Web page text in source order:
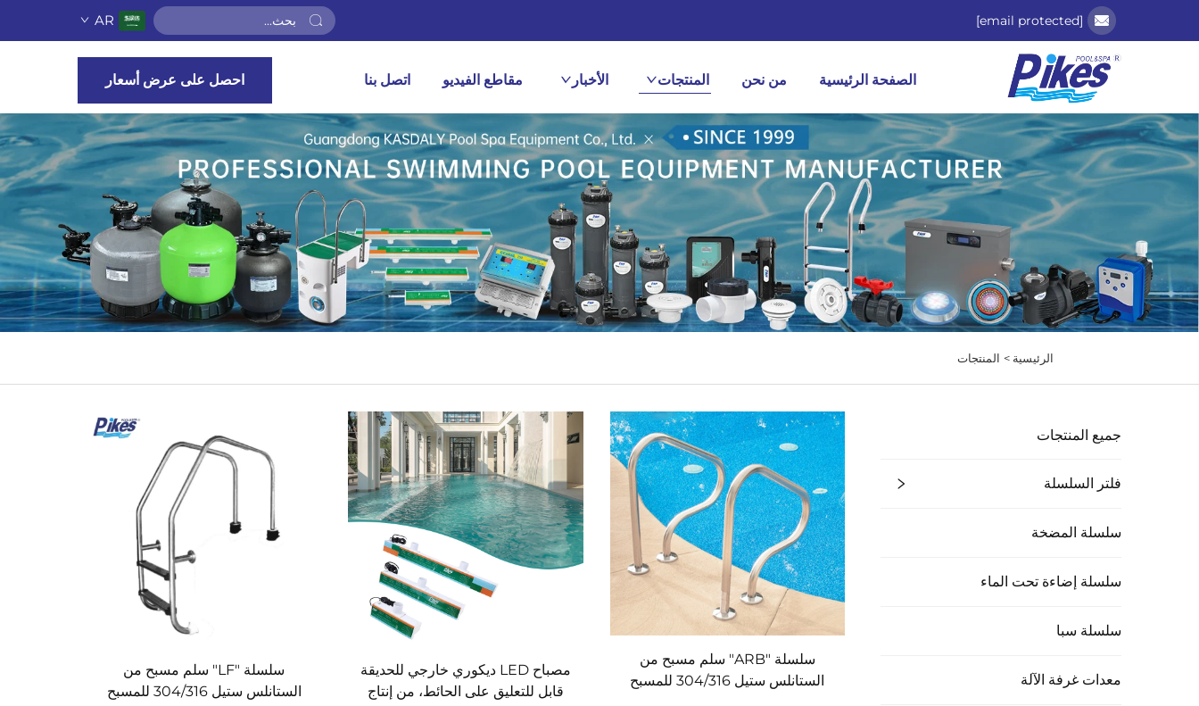
[email protected]
AR
الصفحة الرئيسية من نحن المنتجات الأخبار مقاطع الفيديو اتصل بنا احصل على عرض أسعار
الرئيسية > المنتجات
جميع المنتجات
فلتر السلسلة
سلسلة المضخة
سلسلة إضاءة تحت الماء
سلسلة سبا
معدات غرفة الآلة
سلسلة "ARB" سلم مسبح من
الستانلس ستيل 304/316 للمسبح
مصباح LED ديكوري خارجي للحديقة
قابل للتعليق على الحائط، من إنتاج
سلسلة "LF" سلم مسبح من
الستانلس ستيل 304/316 للمسبح